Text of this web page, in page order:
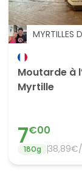
MYRTILLES
Moutarde à
Myrtille
7€00
180g